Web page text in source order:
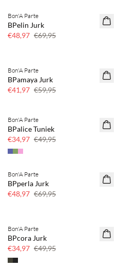
SAVE20
Bon'A Parte
BPelin Jurk
€48,97 €69,95
SAVE20
30% korting
Bon'A Parte
BPamaya Jurk
€41,97 €59,95
SAVE20
Bon'A Parte
BPalice Tuniek
€34,97 €49,95
SAVE20
30% korting
Bon'A Parte
BPperla Jurk
€48,97 €69,95
SAVE20
Bon'A Parte
BPcora Jurk
€34,97 €49,95